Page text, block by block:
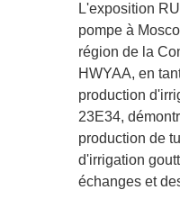
L'exposition
pompe à
région de la
HWYAA, en
production
23E34,
production de
d'irrigation
échanges et